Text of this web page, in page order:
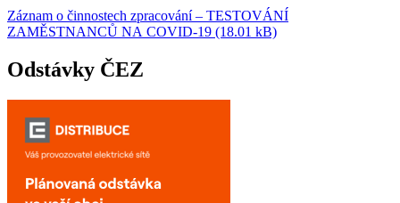
Záznam o činnostech zpracování – TESTOVÁNÍ
ZAMĚSTNANCŮ NA COVID-19 (18.01 kB)
Odstávky ČEZ